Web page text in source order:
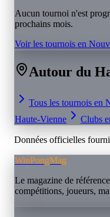
Aucun tournoi n'est
prochains mois.
Voir les tournois en
Autour du
Tous les tournois en
Haute-Vienne
Clubs
Données officielles
WinPongMag
Le magazine de
compétitions, joueurs,